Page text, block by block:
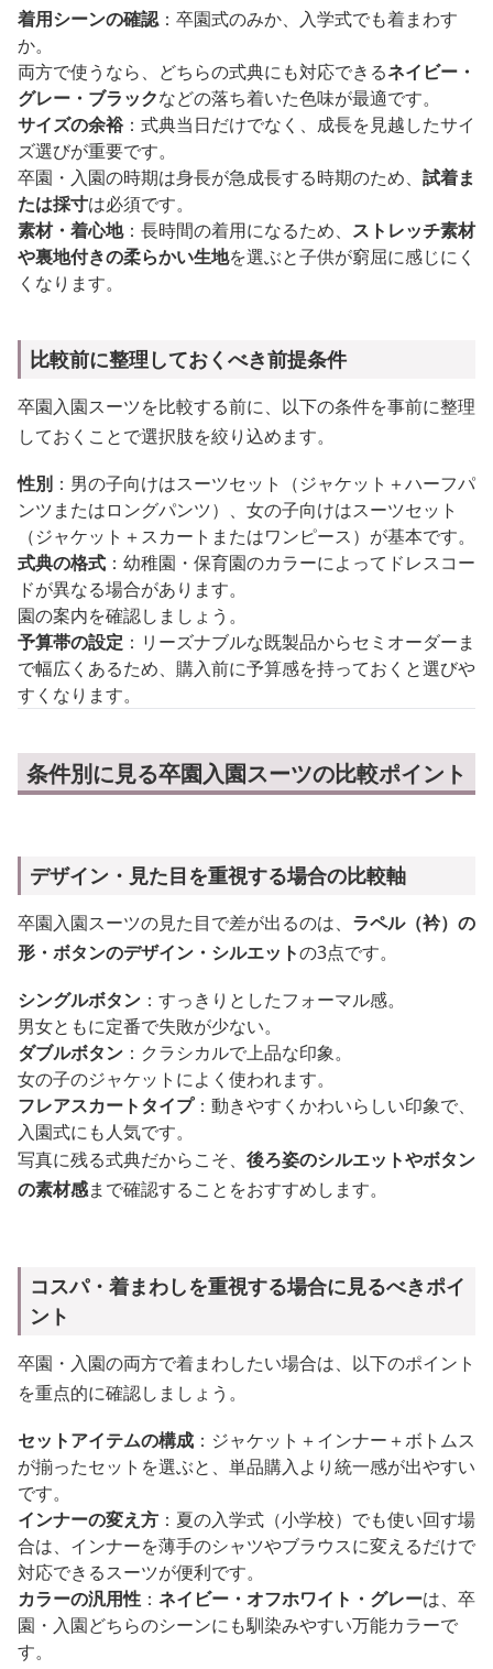
着用シーンの確認：卒園式のみか、入学式でも着まわす
か。
両方で使うなら、どちらの式典にも対応できるネイビー・
グレー・ブラックなどの落ち着いた色味が最適です。
サイズの余裕：式典当日だけでなく、成長を見越したサイ
ズ選びが重要です。
卒園・入園の時期は身長が急成長する時期のため、 試着ま
たは採寸は必須です。
素材・着心地：長時間の着用になるため、 ストレッチ素材
や裏地付きの柔らかい生地を選ぶと子供が窮屈に感じにく
くなります。
比較前に整理しておくべき前提条件
卒園入園スーツを比較する前に、以下の条件を事前に整理
しておくことで選択肢を絞り込めます。
性別 ：男の子向けはスーツセット（ジャケット＋ハーフパ
ンツまたはロングパンツ）、女の子向けはスーツセット
（ジャケット＋スカートまたはワンピース）が基本です。
式典の格式 ：幼稚園・保育園のカラーによってドレスコー
ドが異なる場合があります。
園の案内を確認しましょう。
予算帯の設定 ：リーズナブルな既製品からセミオーダーま
で幅広くあるため、購入前に予算感を持っておくと選びや
すくなります。
条件別に見る卒園入園スーツの比較ポイント
デザイン・見た目を重視する場合の比較軸
卒園入園スーツの見た目で差が出るのは、 ラペル（衿）の
形・ボタンのデザイン・シルエットの3点です。
シングルボタン ：すっきりとしたフォーマル感。
男女ともに定番で失敗が少ない。
ダブルボタン ：クラシカルで上品な印象。
女の子のジャケットによく使われます。
フレアスカートタイプ：動きやすくかわいらしい印象で、
入園式にも人気です。
写真に残る式典だからこそ、 後ろ姿のシルエットやボタン
の素材感まで確認することをおすすめします。
コスパ・着まわしを重視する場合に見るべきポイ
ント
卒園・入園の両方で着まわしたい場合は、以下のポイント
を重点的に確認しましょう。
セットアイテムの構成 ：ジャケット＋インナー＋ボトムス
が揃ったセットを選ぶと、単品購入より統一感が出やすい
です。
インナーの変え方 ：夏の入学式（小学校）でも使い回す場
合は、インナーを薄手のシャツやブラウスに変えるだけで
対応できるスーツが便利です。
カラーの汎用性 ： ネイビー・オフホワイト・グレーは、卒
園・入園どちらのシーンにも馴染みやすい万能カラーで
す。